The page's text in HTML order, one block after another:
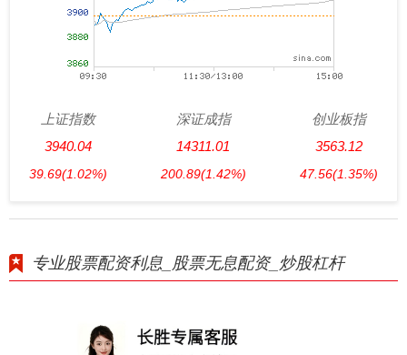
上证指数
3940.04
39.69(1.02%)
深证成指
14311.01
200.89(1.42%)
创业板指
3563.12
47.56(1.35%)
专业股票配资利息_股票无息配资_炒股杠杆